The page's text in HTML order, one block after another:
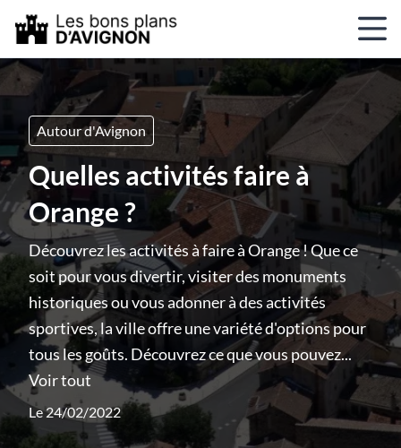
Autour d'Avignon
Quelles activités faire à
Orange ?
Découvrez les activités à faire à Orange ! Que ce
soit pour vous divertir, visiter des monuments
historiques ou vous adonner à des activités
sportives, la ville offre une variété d'options pour
tous les goûts. Découvrez ce que vous pouvez...
Voir tout
Le 24/02/2022